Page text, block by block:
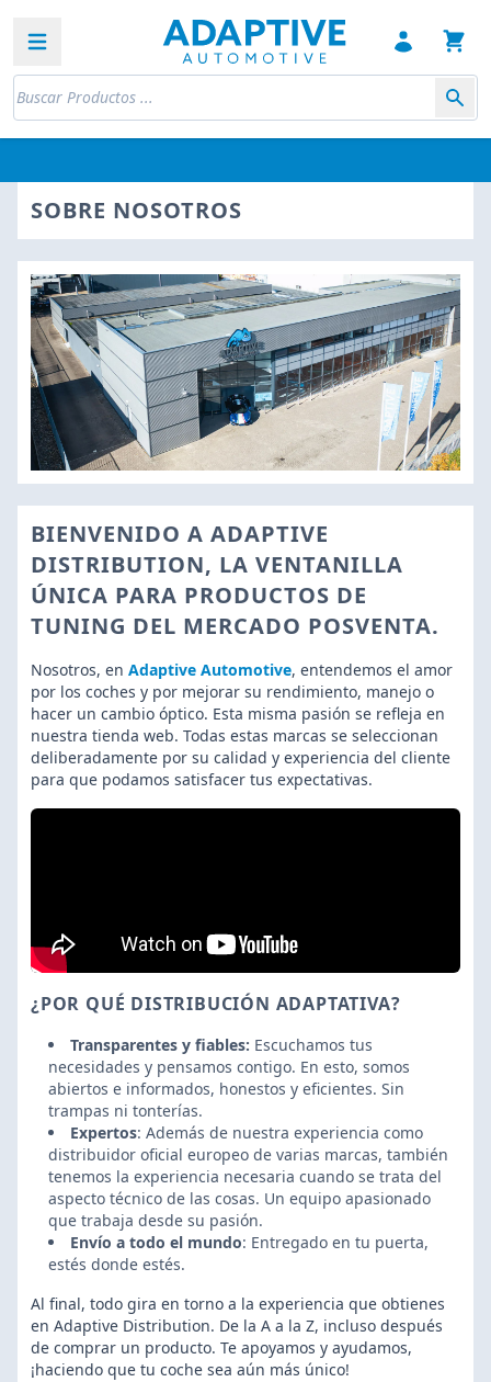
Open sidebar
SOBRE NOSOTROS
BIENVENIDO A ADAPTIVE
DISTRIBUTION, LA VENTANILLA
ÚNICA PARA PRODUCTOS DE
TUNING DEL MERCADO POSVENTA.
Nosotros, en Adaptive Automotive, entendemos el amor
por los coches y por mejorar su rendimiento, manejo o
hacer un cambio óptico. Esta misma pasión se refleja en
nuestra tienda web. Todas estas marcas se seleccionan
deliberadamente por su calidad y experiencia del cliente
para que podamos satisfacer tus expectativas.
¿POR QUÉ DISTRIBUCIÓN ADAPTATIVA?
Transparentes y fiables: Escuchamos tus
necesidades y pensamos contigo. En esto, somos
abiertos e informados, honestos y eficientes. Sin
trampas ni tonterías.
Expertos: Además de nuestra experiencia como
distribuidor oficial europeo de varias marcas, también
tenemos la experiencia necesaria cuando se trata del
aspecto técnico de las cosas. Un equipo apasionado
que trabaja desde su pasión.
Envío a todo el mundo: Entregado en tu puerta,
estés donde estés.
Al final, todo gira en torno a la experiencia que obtienes
en Adaptive Distribution. De la A a la Z, incluso después
de comprar un producto. Te apoyamos y ayudamos,
¡haciendo que tu coche sea aún más único!